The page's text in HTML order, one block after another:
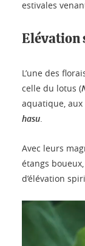
estivales
Elévation
L’une des
celle du lotus (
aquatique,
hasu.
Avec leurs
étangs
d’élévation